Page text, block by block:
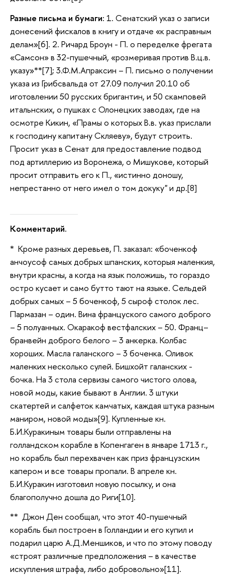
Разные письма и бумаги: 1. Сенатский указ о записи
донесений фискалов в книгу и отдаче «к расправным
делам»[6]. 2. Ричард Броун - П. о переделке фрегата
«Самсон» в 32-пушечный, «розмеривая против В.ц.в.
указу»**[7]; 3.Ф.М.Апраксин – П. письмо о получении
указа из Грибсвальда от 27.09 получил 20.10 об
иготовлении 50 русских бригантин, и 50 скамповей
итальнских, о пушках с Олонецких заводах, где на
осмотре Кикин, «Прамы о которых В.в. указ прислали
к господину капитану Скляеву», будут строить.
Просит указ в Сенат для предоставление подвод
под артиллерию из Воронежа, о Мишукове, который
просит отправить его к П., «истинно доношу,
непрестанно от него имел о том докуку" и др.[8]
Комментарий.
* Кроме разных деревьев, П. заказал: «боченкоф
анчоусоф самых добрых шпанских, которыя маленкия,
внутри красны, а когда на язык положишь, то гораздо
остро кусает и само бутто тают на языке. Сельдей
добрых самых – 5 боченкоф, 5 сыроф столок лес.
Пармазан – один. Вина француского самого доброго
– 5 полуанных. Окаракоф вестфалских – 50. Франц–
бранвейн доброго белого – 3 анкерка. Колбас
хороших. Масла галанского – 3 боченка. Оливок
маленких несколько сулей. Бишхойт галанских -
бочка. На 3 стола сервизы самого чистого олова,
новой моды, какие бывают в Англии. 3 штуки
скатертей и салфеток камчатых, каждая штука разным
маниром, новой моды»[9]. Купленные кн.
Б.И.Куракиным товары были отправлены на
голландском корабле в Копенгаген в январе 1713 г.,
но корабль был перехвачен как приз французским
капером и все товары пропали. В апреле кн.
Б.И.Куракин изготовил новую посылку, и она
благополучно дошла до Риги[10].
** Джон Ден сообщал, что этот 40-пушечный
корабль был построен в Голландии и его купил и
подарил царю А.Д.Меншиков, и что по этому поводу
«строят различные предположения – в качестве
искупления штрафа, либо добровольно»[11].